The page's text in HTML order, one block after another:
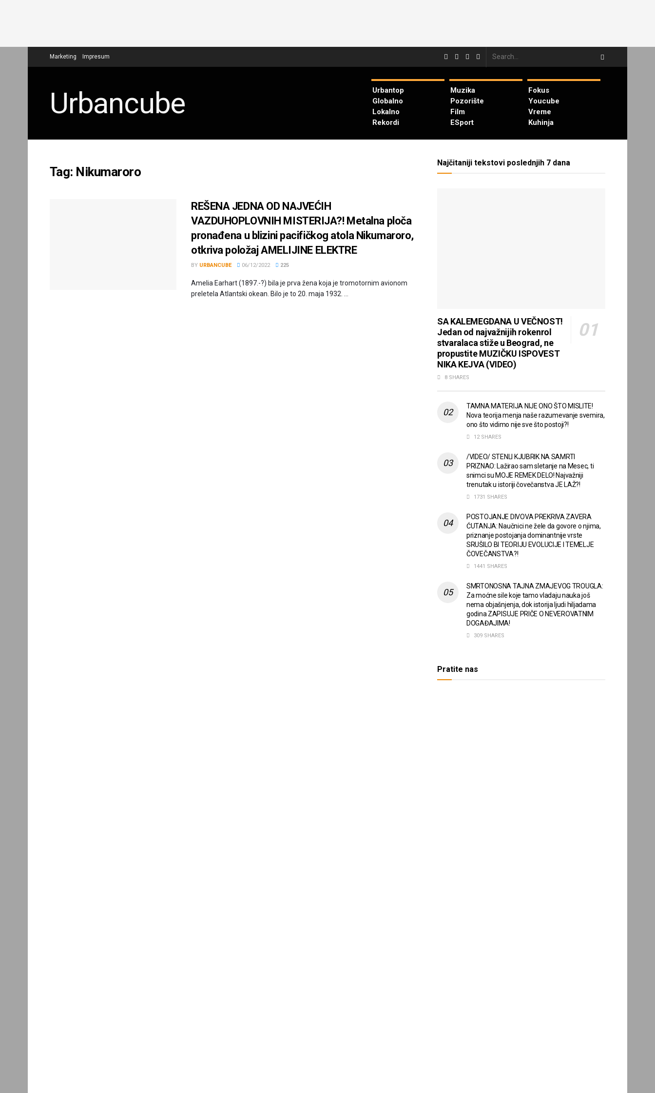
Marketing Impresum
Urbancube
Urbantop
Globalno
Lokalno
Rekordi
Muzika
Pozorište
Film
ESport
Fokus
Youcube
Vreme
Kuhinja
Tag: Nikumaroro
REŠENA JEDNA OD NAJVEĆIH
VAZDUHOPLOVNIH MISTERIJA?! Metalna ploča
pronađena u blizini pacifičkog atola Nikumaroro,
otkriva položaj AMELIJINE ELEKTRE
BY URBANCUBE 06/12/2022 225
Amelia Earhart (1897.-?) bila je prva žena koja je tromotornim avionom
preletela Atlantski okean. Bilo je to 20. maja 1932. ...
Najčitaniji tekstovi poslednjih 7 dana
SA KALEMEGDANA U VEČNOST!
Jedan od najvažnijih rokenrol
stvaralaca stiže u Beograd, ne
propustite MUZIČKU ISPOVEST
NIKA KEJVA (VIDEO)
8 SHARES
TAMNA MATERIJA NIJE ONO ŠTO MISLITE!
Nova teorija menja naše razumevanje svemira,
ono što vidimo nije sve što postoji?!
12 SHARES
/VIDEO/ STENLI KJUBRIK NA SAMRTI
PRIZNAO: Lažirao sam sletanje na Mesec, ti
snimci su MOJE REMEK DELO! Najvažniji
trenutak u istoriji čovečanstva JE LAŽ?!
1731 SHARES
POSTOJANJE DIVOVA PREKRIVA ZAVERA
ĆUTANJA: Naučnici ne žele da govore o njima,
priznanje postojanja dominantnije vrste
SRUŠILO BI TEORIJU EVOLUCIJE I TEMELJE
ČOVEČANSTVA?!
1441 SHARES
SMRTONOSNA TAJNA ZMAJEVOG TROUGLA:
Za moćne sile koje tamo vladaju nauka još
nema objašnjenja, dok istorija ljudi hiljadama
godina ZAPISUJE PRIČE O NEVEROVATNIM
DOGAĐAJIMA!
309 SHARES
Pratite nas